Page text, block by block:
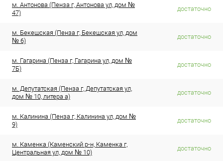
м. Антонова (Пенза г, Антонова ул, дом №
47)
достаточно
м. Бекешская (Пенза г, Бекешская ул, дом
№ 6)
достаточно
м. Гагарина (Пенза г, Гагарина ул, дом №
7Б)
достаточно
м. Депутатская (Пенза г, Депутатская ул,
дом № 10, литера а)
достаточно
м. Калинина (Пенза г, Калинина ул, дом №
9)
достаточно
м. Каменка (Каменский р-н, Каменка г,
Центральная ул, дом № 10)
достаточно